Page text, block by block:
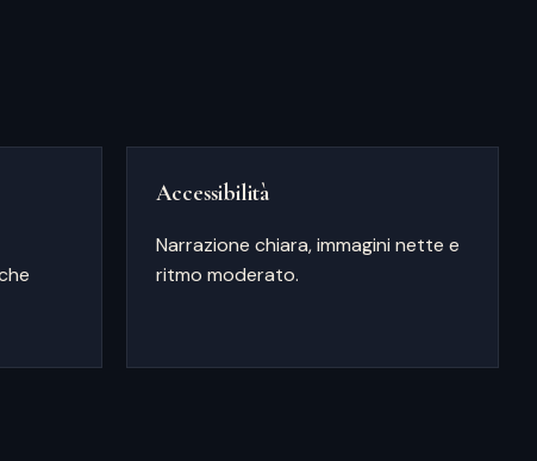
Accessibilità
Narrazione chiara, immagini nette e
ritmo moderato.